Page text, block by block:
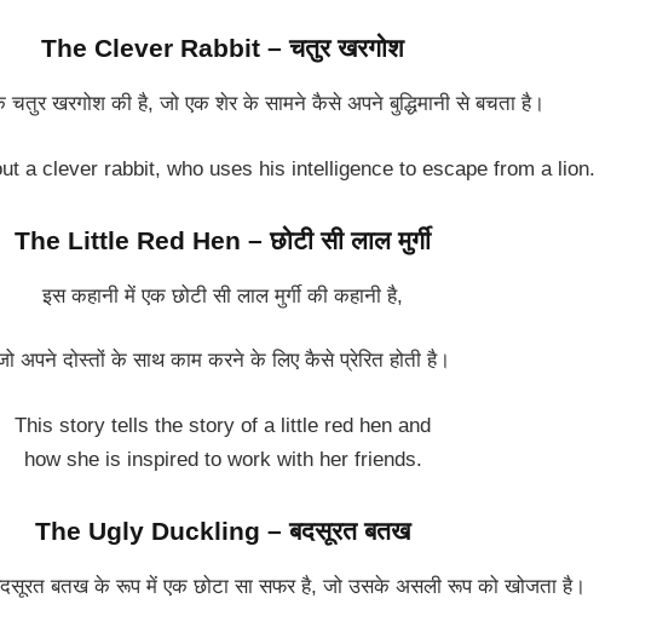
The Clever Rabbit – चतुर खरगोश
चतुर खरगोश की है, जो एक शेर के सामने कैसे अपने बुद्धिमानी से बचता है।
a clever rabbit, who uses his intelligence to escape from a lion.
The Little Red Hen – छोटी सी लाल मुर्गी
इस कहानी में एक छोटी सी लाल मुर्गी की कहानी है,
अपने दोस्तों के साथ काम करने के लिए कैसे प्रेरित होती है।
This story tells the story of a little red hen and
how she is inspired to work with her friends.
The Ugly Duckling – बदसूरत बतख
बतख के रूप में एक छोटा सा सफर है, जो उसके असली रूप को खोजता है।